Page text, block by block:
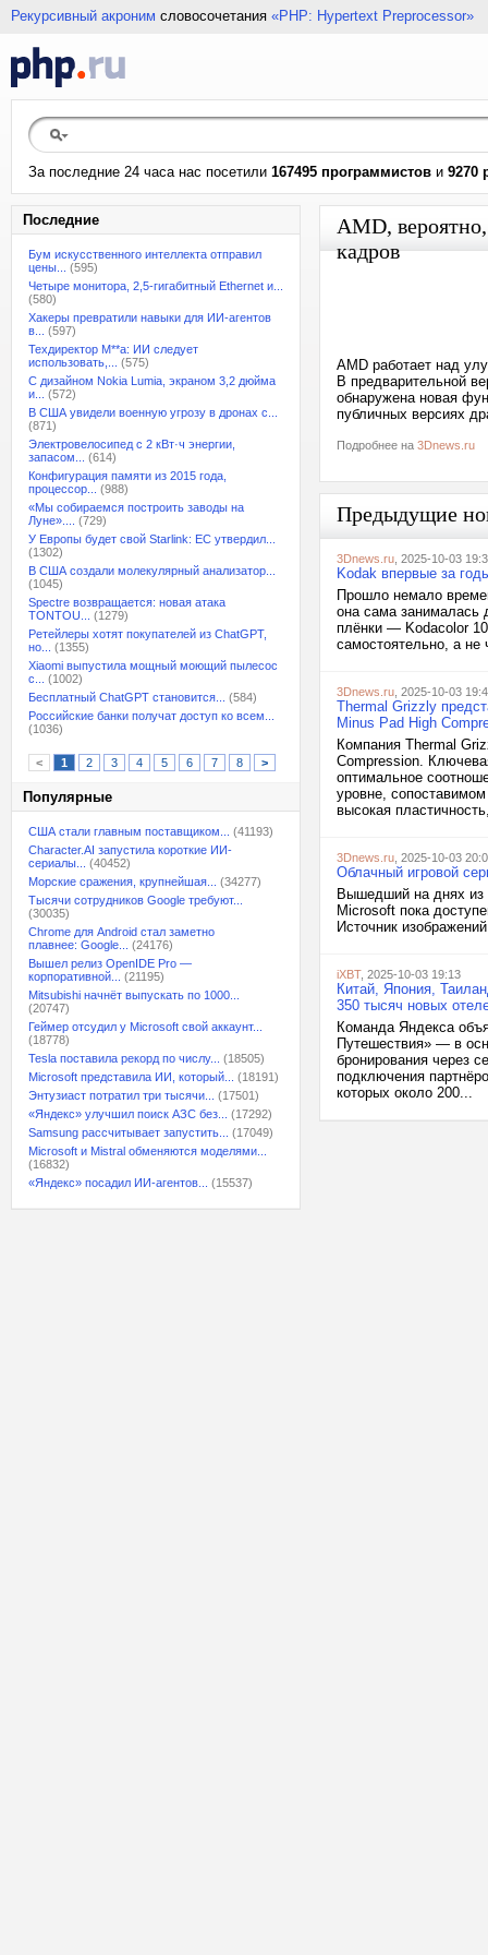
Рекурсивный акроним словосочетания «PHP: Hypertext Preprocessor»
За последние 24 часа нас посетили 167495 программистов и 9270
Последние
Бум искусственного интеллекта отправил
цены...
(595)
Четыре монитора, 2,5-гигабитный Ethernet и...
(580)
Хакеры превратили навыки для ИИ-агентов
в...
(597)
Техдиректор M**a: ИИ следует
использовать,...
(575)
С дизайном Nokia Lumia, экраном 3,2 дюйма
и...
(572)
В США увидели военную угрозу в дронах с...
(871)
Электровелосипед с 2 кВт·ч энергии,
запасом...
(614)
Конфигурация памяти из 2015 года,
процессор...
(988)
«Мы собираемся построить заводы на
Луне»....
(729)
У Европы будет свой Starlink: ЕС утвердил...
(1302)
В США создали молекулярный анализатор...
(1045)
Spectre возвращается: новая атака
TONTOU...
(1279)
Ретейлеры хотят покупателей из ChatGPT,
но...
(1355)
Xiaomi выпустила мощный моющий пылесос
с...
(1002)
Бесплатный ChatGPT становится...
(584)
Российские банки получат доступ ко всем...
(1036)
< 1 2 3 4 5 6 7 8 >
Популярные
США стали главным поставщиком...
(41193)
Character.AI запустила короткие ИИ-
сериалы...
(40452)
Морские сражения, крупнейшая...
(34277)
Тысячи сотрудников Google требуют...
(30035)
Chrome для Android стал заметно
плавнее: Google...
(24176)
Вышел релиз OpenIDE Pro —
корпоративной...
(21195)
Mitsubishi начнёт выпускать по 1000...
(20747)
Геймер отсудил у Microsoft свой аккаунт...
(18778)
Tesla поставила рекорд по числу...
(18505)
Microsoft представила ИИ, который...
(18191)
Энтузиаст потратил три тысячи...
(17501)
«Яндекс» улучшил поиск АЗС без...
(17292)
Samsung рассчитывает запустить...
(17049)
Microsoft и Mistral обменяются моделями...
(16832)
«Яндекс» посадил ИИ-агентов...
(15537)
AMD,
кадров
AMD работает над
В предварительной
обнаружена новая
публичных версиях
Подробнее на 3Dnews.ru
Предыдущие
3Dnews.ru , 2025-10-03
Kodak впервые за
Прошло немало
она сама занималась
плёнки — Kodacolor
самостоятельно, а не
3Dnews.ru , 2025-10-03
Thermal Grizzly
Minus Pad High
Компания Thermal
Compression.
оптимальное
уровне,
высокая
3Dnews.ru , 2025-10-03
Облачный игровой
Вышедший на днях из
Microsoft пока
Источник
iXBT, 2025-10-03 19:13
Китай, Япония,
350 тысяч новых
Команда Яндекса
Путешествия» — в
бронирования через
подключения
которых около 200...